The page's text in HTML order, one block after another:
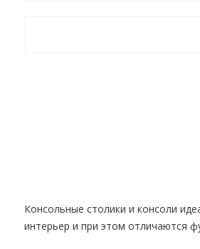
Консольные столики и консоли
интерьер и при этом отличаются